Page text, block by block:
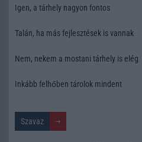
Igen, a tárhely nagyon fontos
Talán, ha más fejlesztések is vannak
Nem, nekem a mostani tárhely is elég
Inkább felhőben tárolok mindent